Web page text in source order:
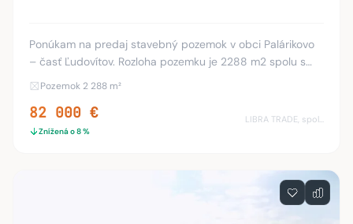
Ponúkam na predaj stavebný pozemok v obci Palárikovo
– časť Ľudovítov. Rozloha pozemku je 2288 m2 spolu s
prístupovou cestou. Pozemok je priestranný, slnečný,
Pozemok 2 288 m²
82 000 €
Znížená o 8 %
LIBRA TRADE, spol.s.r.o.